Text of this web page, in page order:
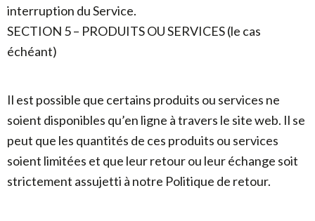
interruption du Service.
SECTION 5 – PRODUITS OU SERVICES (le cas
échéant)
Il est possible que certains produits ou services ne
soient disponibles qu’en ligne à travers le site web. Il se
peut que les quantités de ces produits ou services
soient limitées et que leur retour ou leur échange soit
strictement assujetti à notre Politique de retour.